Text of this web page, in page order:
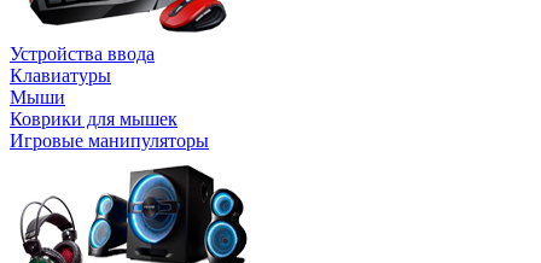
Устройства ввода
Клавиатуры
Мыши
Коврики для мышек
Игровые манипуляторы